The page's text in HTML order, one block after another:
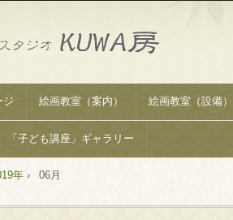
ジ 絵画教室（案内） 絵画教室（設備）
「子ども講座」ギャラリー
年 › 06月